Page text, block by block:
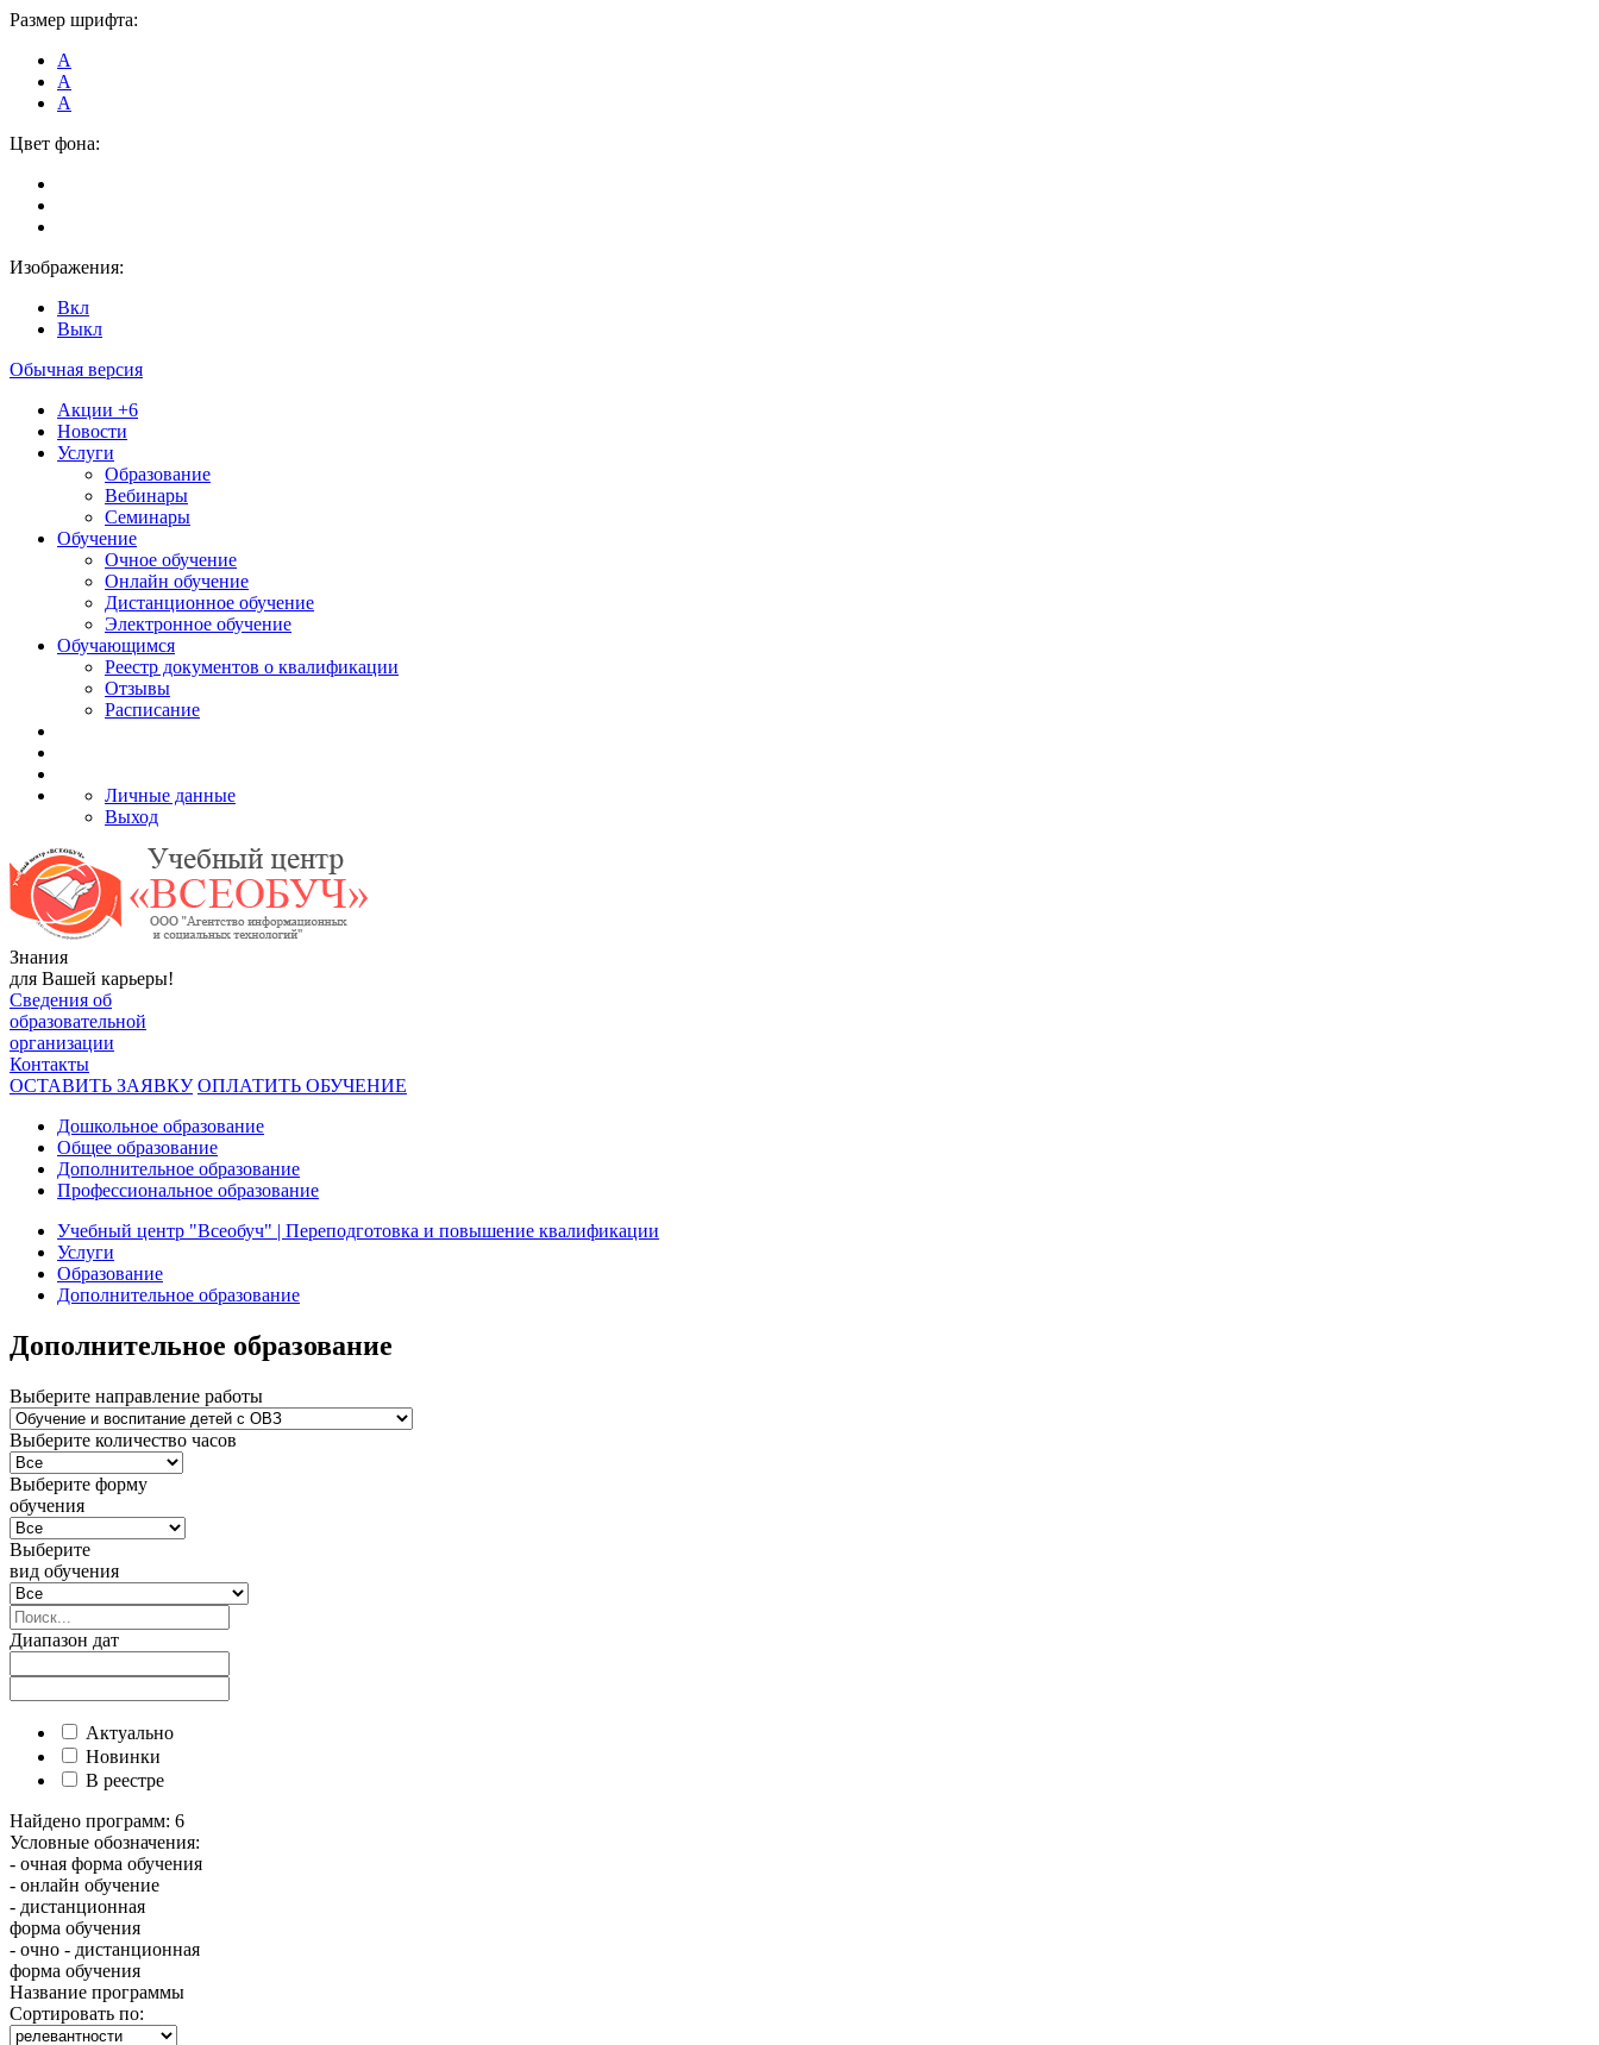
Размер шрифта:
А
А
А
Цвет фона:
Изображения:
Вкл
Выкл
Обычная версия
Акции +6
Новости
Услуги
Образование
Вебинары
Семинары
Обучение
Очное обучение
Онлайн обучение
Дистанционное обучение
Электронное обучение
Обучающимся
Реестр документов о квалификации
Отзывы
Расписание
Личные данные
Выход
Знания
для Вашей карьеры!
Сведения об
образовательной
организации
Контакты
ОСТАВИТЬ ЗАЯВКУ ОПЛАТИТЬ ОБУЧЕНИЕ
Дошкольное образование
Общее образование
Дополнительное образование
Профессиональное образование
Учебный центр "Всеобуч" | Переподготовка и повышение квалификации
Услуги
Образование
Дополнительное образование
Дополнительное образование
Выберите направление работы
Выберите количество часов
Выберите форму
обучения
Выберите
вид обучения
Диапазон дат
Актуально
Новинки
В реестре
Найдено программ: 6
Условные обозначения:
- очная форма обучения
- онлайн обучение
- дистанционная
форма обучения
- очно - дистанционная
форма обучения
Название программы
Сортировать по: